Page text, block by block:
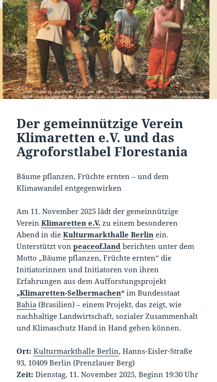
Der gemeinnützige Verein
Klimaretten e.V. und das
Agroforstlabel Florestania
Bäume pflanzen, Früchte ernten – und dem
Klimawandel entgegenwirken
Am 11. November 2025 lädt der gemeinnützige
VereinKlimaretten e.V. zu einem besonderen
Abend in dieKulturmarkthalle Berlin ein.
Unterstützt vonpeaceof.land berichten unter dem
Motto „Bäume pflanzen, Früchte ernten“ die
Initiatorinnen und Initiatoren von ihren
Erfahrungen aus dem Aufforstungsprojekt
„Klimaretten-Selbermachen“ im Bundesstaat
Bahia (Brasilien) – einem Projekt, das zeigt, wie
nachhaltige Landwirtschaft, sozialer Zusammenhalt
und Klimaschutz Hand in Hand gehen können.
Ort: Kulturmarkthalle Berlin, Hanns-Eisler-Straße
93, 10409 Berlin (Prenzlauer Berg)
Zeit: Dienstag, 11. November 2025, Beginn 19:30 Uhr